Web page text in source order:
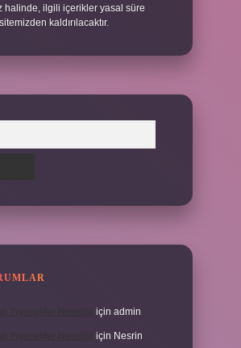
halinde, ilgili içerikler yasal süre
kaldırılacaktır.
için admin
için Nesrin